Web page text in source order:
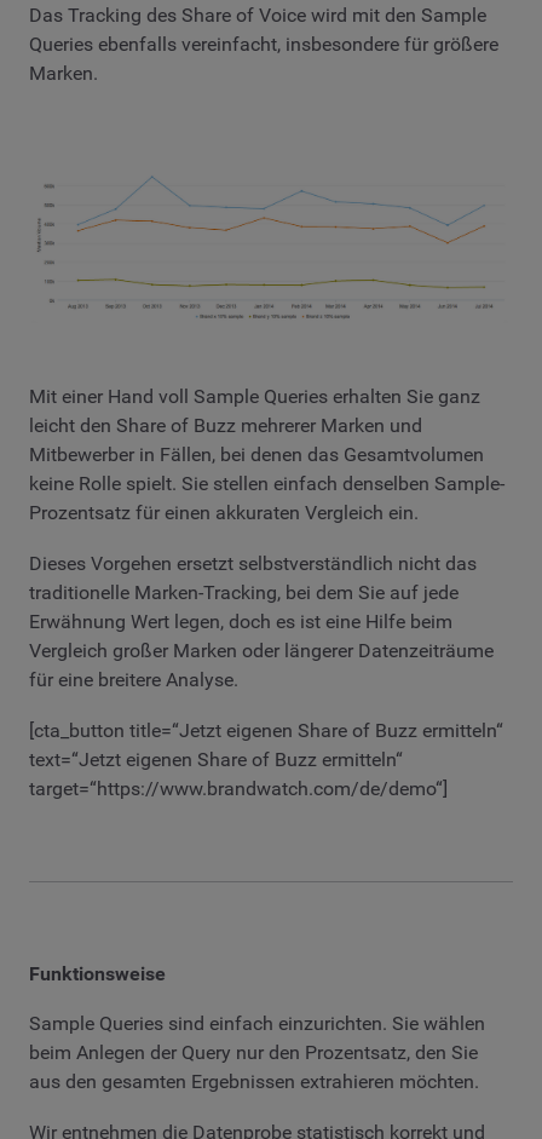
Das Tracking des Share of Voice wird mit den Sample
Queries ebenfalls vereinfacht, insbesondere für größere
Marken.
Mit einer Hand voll Sample Queries erhalten Sie ganz
leicht den Share of Buzz mehrerer Marken und
Mitbewerber in Fällen, bei denen das Gesamtvolumen
keine Rolle spielt. Sie stellen einfach denselben Sample-
Prozentsatz für einen akkuraten Vergleich ein.
Dieses Vorgehen ersetzt selbstverständlich nicht das
traditionelle Marken-Tracking, bei dem Sie auf jede
Erwähnung Wert legen, doch es ist eine Hilfe beim
Vergleich großer Marken oder längerer Datenzeiträume
für eine breitere Analyse.
[cta_button title=“Jetzt eigenen Share of Buzz ermitteln“
text=“Jetzt eigenen Share of Buzz ermitteln“
target=“https://www.brandwatch.com/de/demo“]
Funktionsweise
Sample Queries sind einfach einzurichten. Sie wählen
beim Anlegen der Query nur den Prozentsatz, den Sie
aus den gesamten Ergebnissen extrahieren möchten.
Wir entnehmen die Datenprobe statistisch korrekt und